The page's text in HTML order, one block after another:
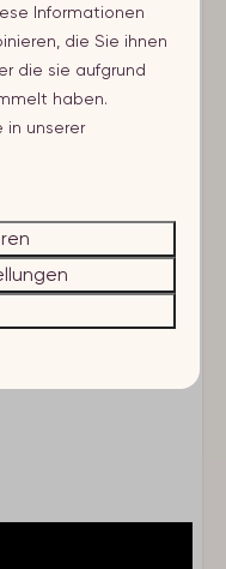
Informationen
die Sie ihnen
die sie aufgrund
haben.
in unserer